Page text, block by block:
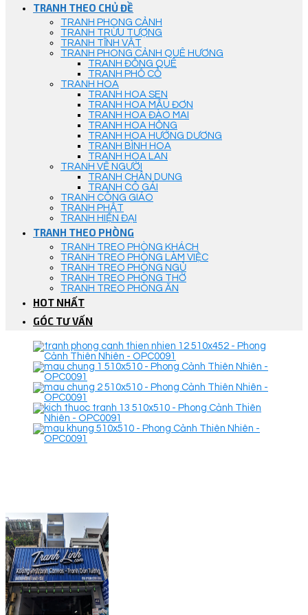
TRANH THEO CHỦ ĐỀ
TRANH PHONG CẢNH
TRANH TRỪU TƯỢNG
TRANH TĨNH VẬT
TRANH PHONG CẢNH QUÊ HƯƠNG
TRANH ĐỒNG QUÊ
TRANH PHỐ CỔ
TRANH HOA
TRANH HOA SEN
TRANH HOA MẪU ĐƠN
TRANH HOA ĐÀO MAI
TRANH HOA HỒNG
TRANH HOA HƯỚNG DƯƠNG
TRANH BÌNH HOA
TRANH HOA LAN
TRANH VẼ NGƯỜI
TRANH CHÂN DUNG
TRANH CÔ GÁI
TRANH CÔNG GIÁO
TRANH PHẬT
TRANH HIỆN ĐẠI
TRANH THEO PHÒNG
TRANH TREO PHÒNG KHÁCH
TRANH TREO PHÒNG LÀM VIỆC
TRANH TREO PHÒNG NGỦ
TRANH TREO PHÒNG THỜ
TRANH TREO PHÒNG ĂN
HOT NHẤT
GÓC TƯ VẤN